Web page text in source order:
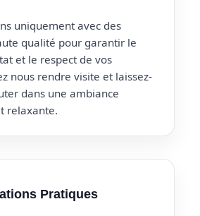
uniquement avec des
qualité pour garantir le
et le respect de vos
nous rendre visite et laissez-
dans une ambiance
relaxante.
Pratiques